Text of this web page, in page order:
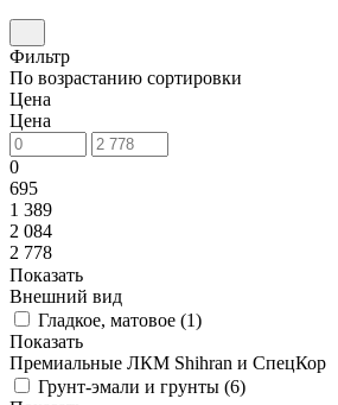
Фильтр
По возрастанию сортировки
Цена
Цена
0
695
1 389
2 084
2 778
Показать
Внешний вид
Гладкое, матовое (1)
Показать
Премиальные ЛКМ Shihran и СпецКор
Грунт-эмали и грунты (6)